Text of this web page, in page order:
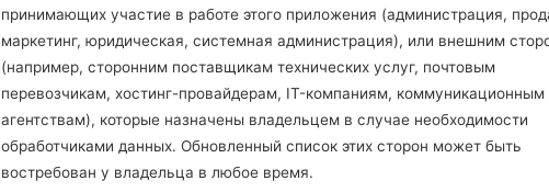
Нажмите и
громкости.
кабель.
Нажмите и
и домой.
Подключите
принимающих участие в работе этого приложения (администрация,
маркетинг, юридическая, системная администрация), или внешним
(например, сторонним поставщикам технических услуг, почтовым
перевозчикам, хостинг-провайдерам, IT-компаниям, коммуникационным
агентствам), которые назначены владельцем в случае необходимости
обработчиками данных. Обновленный список этих сторон может быть
востребован у владельца в любое время.